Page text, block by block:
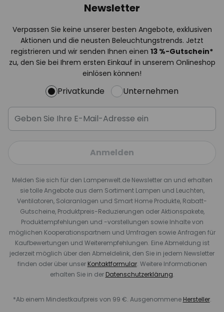
Newsletter
Verpassen Sie keine unserer besten Angebote, exklusiven
Aktionen und die neusten Beleuchtungstrends. Jetzt
registrieren und wir senden Ihnen einen 13 %-Gutschein*
zu, den Sie bei Ihrem ersten Einkauf in unserem Onlineshop
einlösen können!
Privatkunde Unternehmen
Anmelden
Melden Sie sich für den Lampenwelt.de Newsletter an und erhalten
sie tolle Angebote aus dem Sortiment Lampen und Leuchten,
Ventilatoren, Solaranlagen und Smart Home Produkte, Rabatt-
Gutscheine, Produktpreis-Reduzierungen oder Aktionspakete,
Produktempfehlungen und -vorstellungen sowie Inhalte von
möglichen Kooperationspartnern und Umfragen sowie Anfragen für
Kaufbewertungen und Weiterempfehlungen. Eine Abmeldung ist
jederzeit möglich über den Abmeldelink, den Sie in jedem Newsletter
finden oder über unser Kontaktformular. Weitere Informationen
erhalten Sie in der Datenschutzerklärung.
*Ab einem Mindestkaufpreis von 99 €. Ausgenommene Hersteller.